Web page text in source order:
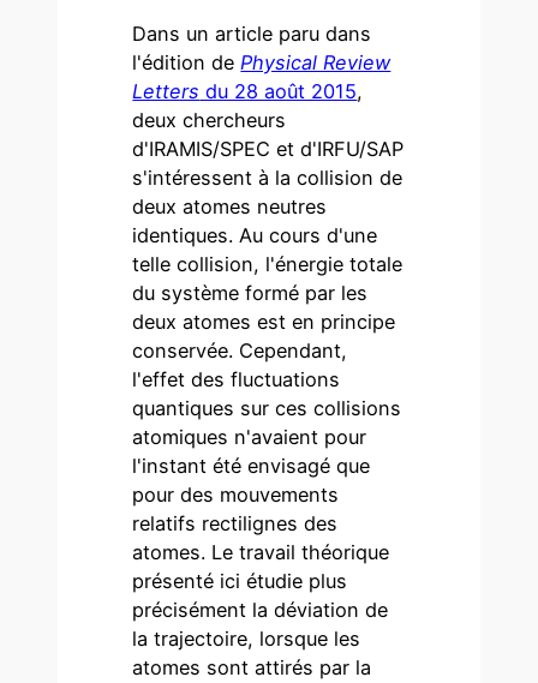
Dans un article paru dans
l'édition dePhysical Review
Letters du 28 août 2015,
deux chercheurs
d'IRAMIS/SPEC et d'IRFU/SAP
s'intéressent à la collision de
deux atomes neutres
identiques. Au cours d'une
telle collision, l'énergie totale
du système formé par les
deux atomes est en principe
conservée. Cependant,
l'effet des fluctuations
quantiques sur ces collisions
atomiques n'avaient pour
l'instant été envisagé que
pour des mouvements
relatifs rectilignes des
atomes. Le travail théorique
présenté ici étudie plus
précisément la déviation de
la trajectoire, lorsque les
atomes sont attirés par la